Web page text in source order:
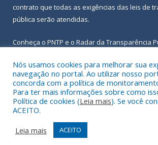
contrato que todas as exigências das leis de
pública serão atendidas.
Conheça o PNTP e o Radar da Transparência
Todos os direitos reservados a Prefeitura
Açu.
Frequência Online
Acessar Área Administrativa
Nós usamos cookies para melhorar sua
navegação no portal. Ao utilizar nosso
concorda com a política de
Para ter mais informações sobre como
Política de cookies (Leia mais). Se você
ACEITO.
Leia mais
ACEITO